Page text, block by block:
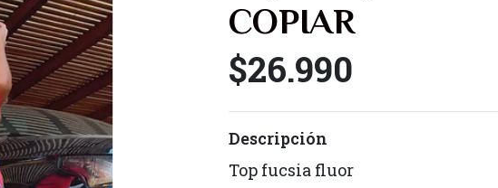
COPIAR
$26.990
Descripción
Top fucsia fluor